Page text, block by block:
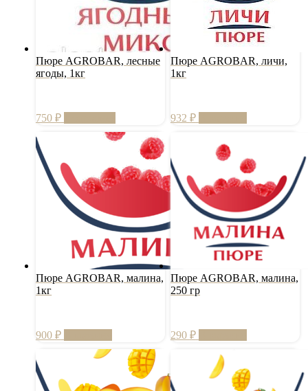
Пюре AGROBAR, лесные
ягоды, 1кг
750 ₽
Пюре AGROBAR, личи,
1кг
932 ₽
Пюре AGROBAR, малина,
1кг
900 ₽
Пюре AGROBAR, малина,
250 гр
290 ₽